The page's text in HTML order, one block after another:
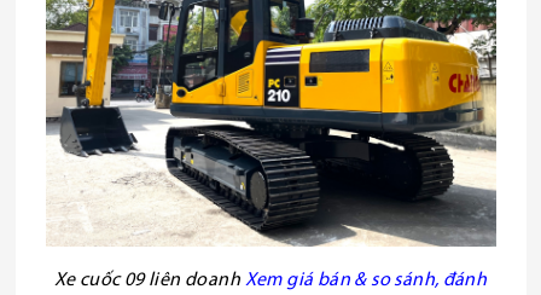
Xe cuốc 09 liên doanh Xem giá bán & so sánh, đánh